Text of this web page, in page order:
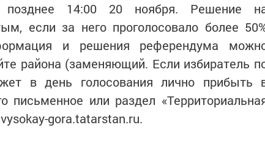
позднее 14:00 20 ноября. Решение
если за него проголосовало более
и решения референдума
района (заменяющий. Если избиратель
в день голосования лично прибыть
письменное или раздел
gora.tatarstan.ru.